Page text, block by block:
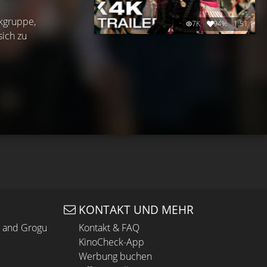
zu
7K 94% 1:51
Grogu
KONTAKT UND MEHR
Kontakt & FAQ
KinoCheck-App
Werbung buchen